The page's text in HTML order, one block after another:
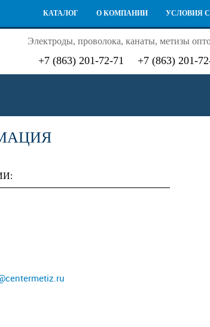
КАТАЛОГ О КОМПАНИИ УСЛОВИЯ
Электроды, проволока, канаты, метизы
+7 (863) 201-72-71 +7 (863) 201-